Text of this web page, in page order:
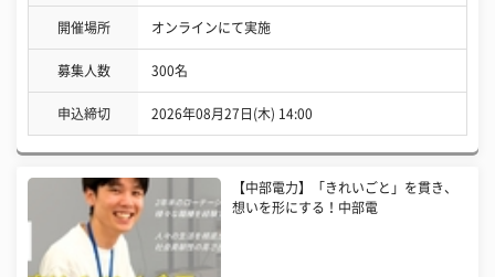
開催場所 オンラインにて実施
募集人数 300名
申込締切 2026年08月27日(木) 14:00
【中部電力】「きれいごと」を貫き、
想いを形にする！中部電